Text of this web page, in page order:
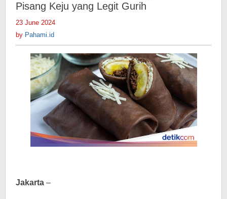
Pisang Keju yang Legit Gurih
23 June 2024
by Pahami.id
Jakarta –